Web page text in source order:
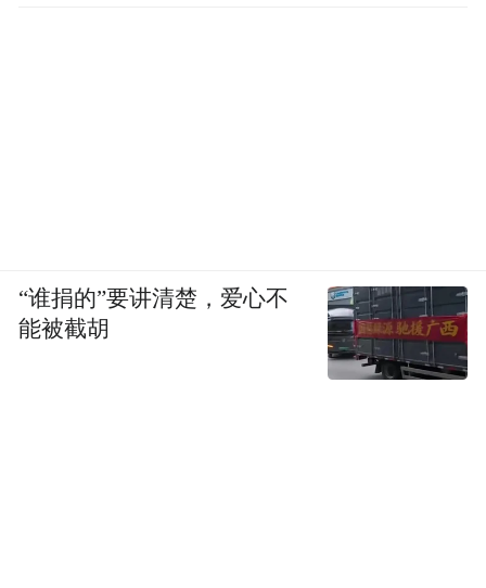
“谁捐的”要讲清楚，爱心不
能被截胡